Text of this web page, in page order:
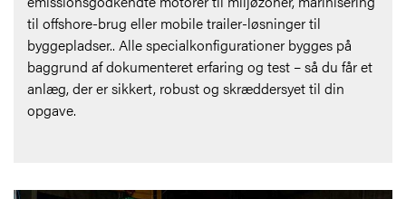
til offshore-brug eller mobile trailer-løsninger til
byggepladser.. Alle specialkonfigurationer bygges på
baggrund af dokumenteret erfaring og test – så du får et
anlæg, der er sikkert, robust og skræddersyet til din
opgave.